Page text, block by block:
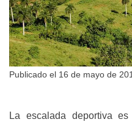
Publicado el 16 de mayo de
La escalada deportiva